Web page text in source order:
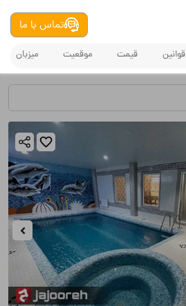
تماس با ما
قوانین قیمت موقعیت میزبان